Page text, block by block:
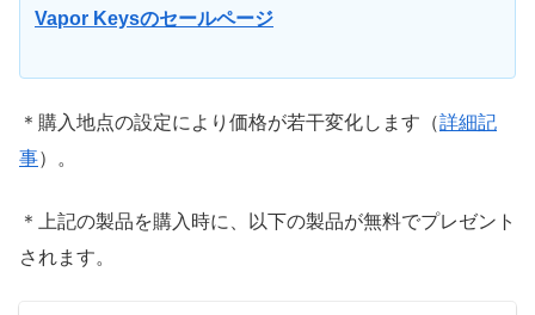
Vapor Keysのセールページ
＊購入地点の設定により価格が若干変化します（詳細記
事）。
＊上記の製品を購入時に、以下の製品が無料でプレゼント
されます。